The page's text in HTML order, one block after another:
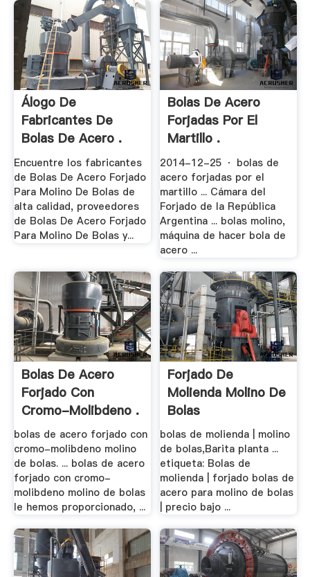
Álogo De
Fabricantes De
Bolas De Acero .
Encuentre los fabricantes
de Bolas De Acero Forjado
Para Molino De Bolas de
alta calidad, proveedores
de Bolas De Acero Forjado
Para Molino De Bolas y...
Bolas De Acero
Forjadas Por El
Martillo .
2014-12-25 · bolas de
acero forjadas por el
martillo ... Cámara del
Forjado de la República
Argentina ... bolas molino,
máquina de hacer bola de
acero ...
Bolas De Acero
Forjado Con
Cromo-Molibdeno .
bolas de acero forjado con
cromo-molibdeno molino
de bolas. ... bolas de acero
forjado con cromo-
molibdeno molino de bolas
le hemos proporcionado, ...
Forjado De
Molienda Molino De
Bolas
bolas de molienda | molino
de bolas,Barita planta ...
etiqueta: Bolas de
molienda | forjado bolas de
acero para molino de bolas
| precio bajo ...